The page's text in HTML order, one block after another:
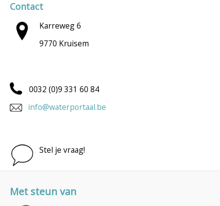
Contact
Karreweg 6
9770 Kruisem
0032 (0)9 331 60 84
info@waterportaal.be
Stel je vraag!
Met steun van